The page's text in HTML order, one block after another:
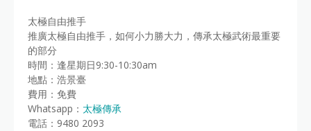
太極自由推手
推廣太極自由推手，如何小力勝大力，傳承太極武術最重要
的部分
時間：逢星期日9:30-10:30am
地點：浩景臺
費用：免費
Whatsapp： 太極傳承
電話：9480 2093